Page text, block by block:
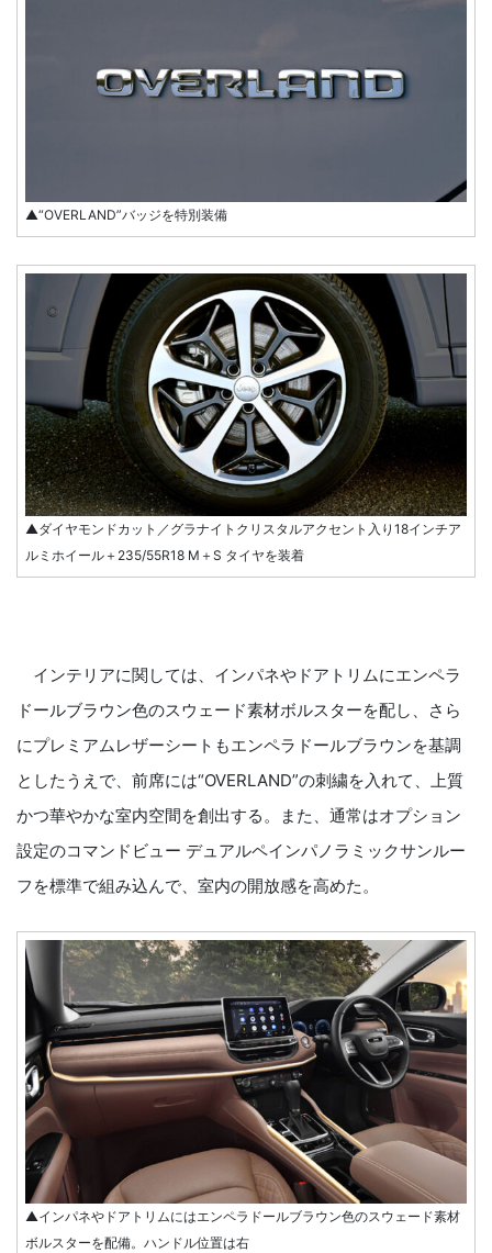
▲“OVERLAND”バッジを特別装備
▲ダイヤモンドカット／グラナイトクリスタルアクセント入り18インチア
ルミホイール＋235/55R18 M＋S タイヤを装着
インテリアに関しては、インパネやドアトリムにエンペラ
ドールブラウン色のスウェード素材ボルスターを配し、さら
にプレミアムレザーシートもエンペラドールブラウンを基調
としたうえで、前席には“OVERLAND”の刺繍を入れて、上質
かつ華やかな室内空間を創出する。また、通常はオプション
設定のコマンドビュー デュアルペインパノラミックサンルー
フを標準で組み込んで、室内の開放感を高めた。
▲インパネやドアトリムにはエンペラドールブラウン色のスウェード素材
ボルスターを配備。ハンドル位置は右